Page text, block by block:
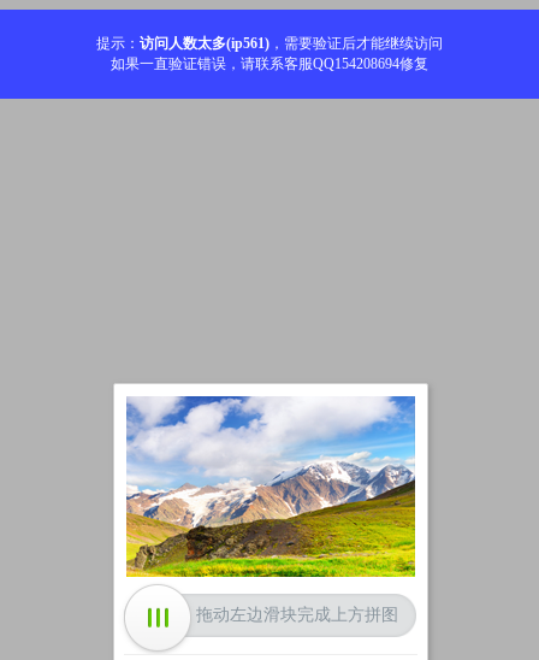
提示： 访问人数太多(ip561) ，需要验证后才能继续访问
如果一直验证错误，请联系客服QQ154208694修复
加载中
拖动左边滑块完成上方拼图